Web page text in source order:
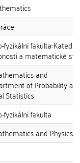
fakulta::Katedra
a matematické
and
of Probability
Statistics
fyzikální fakulta
and Physics